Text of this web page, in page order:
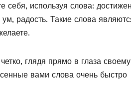
себя, используя слова:
ум, радость. Такие слова
глядя прямо в глаза своему
вами слова очень быстро